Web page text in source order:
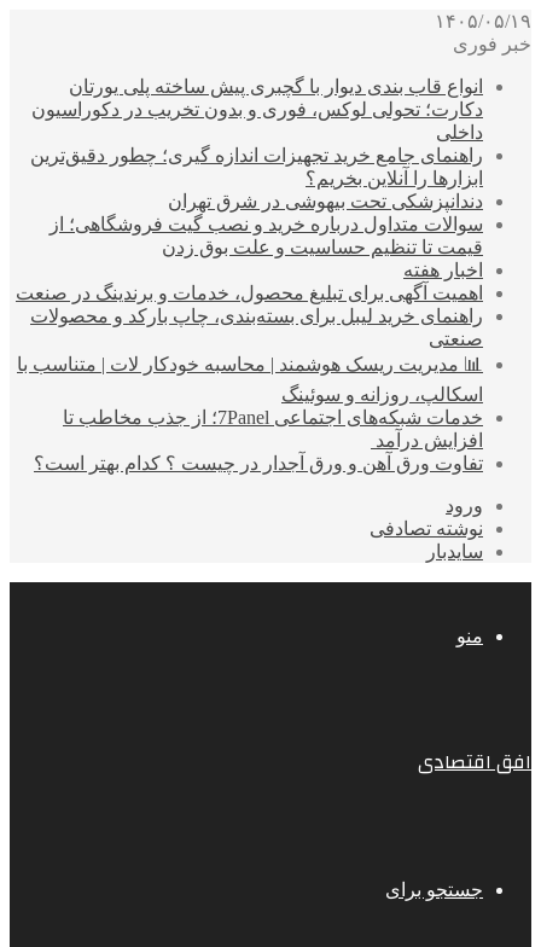
۱۴۰۵/۰۵/۱۹
خبر فوری
انواع قاب بندی دیوار با گچبری پیش ساخته پلی یورتان
دکارت؛ تحولی لوکس، فوری و بدون تخریب در دکوراسیون
داخلی
راهنمای جامع خرید تجهیزات اندازه گیری؛ چطور دقیق‌ترین
ابزارها را آنلاین بخریم؟
دندانپزشکی تحت بیهوشی در شرق تهران
سوالات متداول درباره خرید و نصب گیت فروشگاهی؛ از
قیمت تا تنظیم حساسیت و علت بوق زدن
اخبار هفته
اهمیت آگهی برای تبلیغ محصول، خدمات و برندینگ در صنعت
راهنمای خرید لیبل برای بسته‌بندی، چاپ بارکد و محصولات
صنعتی
📊 مدیریت ریسک هوشمند | محاسبه خودکار لات | متناسب با
اسکالپ، روزانه و سوئینگ
خدمات شبکه‌های اجتماعی 7Panel؛ از جذب مخاطب تا
افزایش درآمد
تفاوت ورق آهن و ورق آجدار در چیست ؟ کدام بهتر است؟
ورود
نوشته تصادفی
سایدبار
منو
افق اقتصادی
جستجو برای